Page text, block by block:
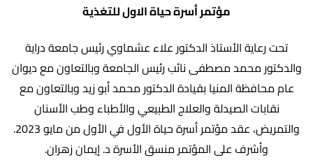
مؤتمرأسرةحياة الاول للتغذية
تحت رعاية الأستاذ الدكتور علاء عشماوي رئيس جامعة دراية
والدكتور محمد مصطفى نائب رئيس الجامعة وبالتعاون مع ديوان
عام محافظة المنيا بقيادة الدكتور محمد أبو زيد وبالتعاون مع
نقابات الصيدلة والعلاج الطبيعي والأطباء وطب الأسنان
والتمريض، عقد مؤتمر أسرة حياة الأول في الأول من مايو 2023.
وأشرف على المؤتمر منسق الأسرة د. إيمان زهران.